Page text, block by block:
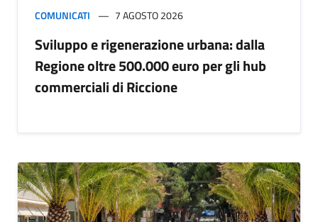
COMUNICATI 7 AGOSTO 2026
Sviluppo e rigenerazione urbana: dalla
Regione oltre 500.000 euro per gli hub
commerciali di Riccione